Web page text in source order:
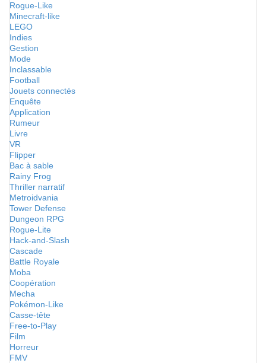
Rogue-Like
Minecraft-like
LEGO
Indies
Gestion
Mode
Inclassable
Football
Jouets connectés
Enquête
Application
Rumeur
Livre
VR
Flipper
Bac à sable
Rainy Frog
Thriller narratif
Metroidvania
Tower Defense
Dungeon RPG
Rogue-Lite
Hack-and-Slash
Cascade
Battle Royale
Moba
Coopération
Mecha
Pokémon-Like
Casse-tête
Free-to-Play
Film
Horreur
FMV